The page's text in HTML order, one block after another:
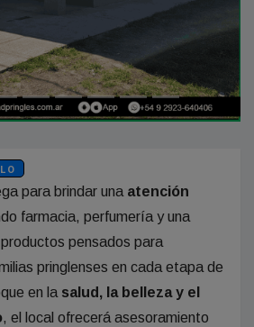
para brindar una atención
farmacia, perfumería y una
pensados para
pringlenses en cada etapa de
en la salud, la belleza y el
, el local ofrecerá asesoramiento